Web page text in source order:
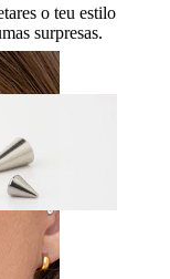
o teu estilo
surpresas.